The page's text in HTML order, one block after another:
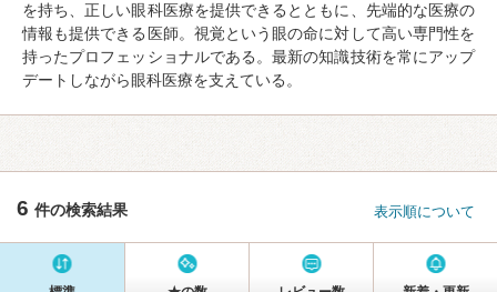
を持ち、正しい眼科医療を提供できるとともに、先端的な医療の
情報も提供できる医師。視覚という眼の命に対して高い専門性を
持ったプロフェッショナルである。最新の知識技術を常にアップ
デートしながら眼科医療を支えている。
6 件の検索結果 表示順について